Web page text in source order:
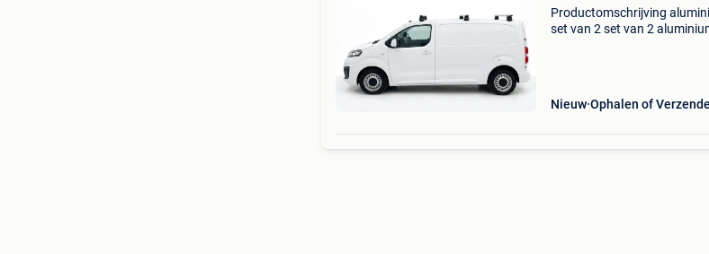
Productomschrijving
set van 2 set van 2
Nieuw Ophalen of